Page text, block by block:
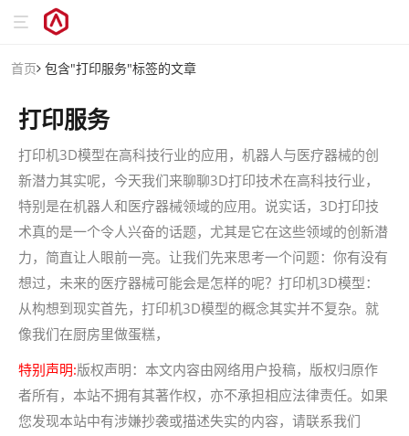
首页 包含"打印服务"标签的文章
打印服务
打印机3D模型在高科技行业的应用，机器人与医疗器械的创
新潜力其实呢，今天我们来聊聊3D打印技术在高科技行业，
特别是在机器人和医疗器械领域的应用。说实话，3D打印技
术真的是一个令人兴奋的话题，尤其是它在这些领域的创新潜
力，简直让人眼前一亮。让我们先来思考一个问题：你有没有
想过，未来的医疗器械可能会是怎样的呢？打印机3D模型：
从构想到现实首先，打印机3D模型的概念其实并不复杂。就
像我们在厨房里做蛋糕，
特别声明:版权声明：本文内容由网络用户投稿，版权归原作
者所有，本站不拥有其著作权，亦不承担相应法律责任。如果
您发现本站中有涉嫌抄袭或描述失实的内容，请联系我们